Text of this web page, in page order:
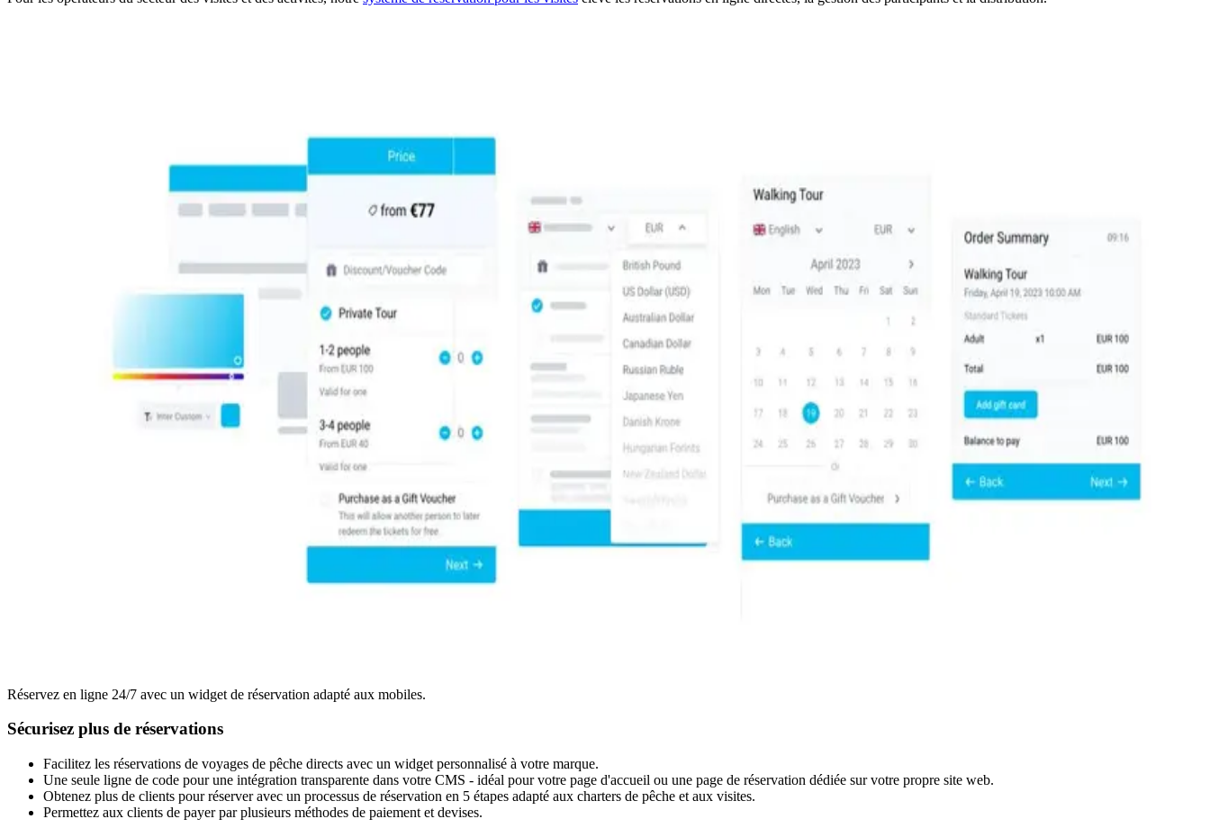
Réservez en ligne 24/7 avec un widget de réservation adapté aux mobiles.
Sécurisez plus de réservations
Facilitez les réservations de voyages de pêche directs avec un widget personnalisé à votre marque.
Une seule ligne de code pour une intégration transparente dans votre CMS - idéal pour votre page d'accueil ou une page de réservation dédiée sur votre propre site web.
Obtenez plus de clients pour réserver avec un processus de réservation en 5 étapes adapté aux charters de pêche et aux visites.
Permettez aux clients de payer par plusieurs méthodes de paiement et devises.